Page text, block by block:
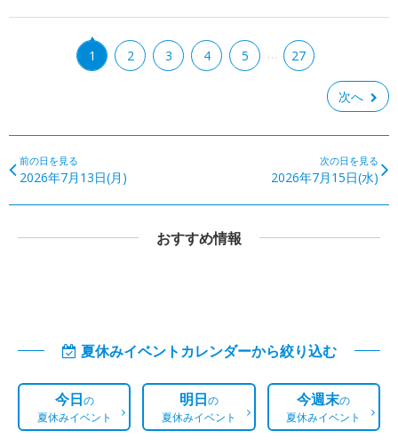
1 2 3 4 5 … 27
次へ
前の日を見る
2026年7月13日(月)
次の日を見る
2026年7月15日(水)
おすすめ情報
夏休みイベントカレンダーから絞り込む
今日の
夏休みイベント
明日の
夏休みイベント
今週末の
夏休みイベント